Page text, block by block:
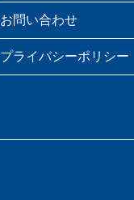
お問い合わせ
プライバシーポリシー